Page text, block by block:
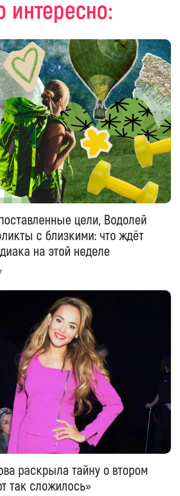
интересно:
цели, Водолей
с близкими: что ждёт
на этой неделе
раскрыла тайну о втором
так сложилось»